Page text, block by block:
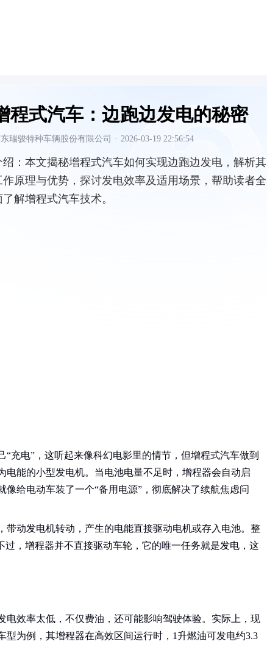
程式汽车：边跑边发电的秘密
瑞骏特种车辆股份有限公司 · 2026-03-19 22:56:54
： 本文揭秘增程式汽车如何实现边跑边发电，解析其
作原理与优势，探讨发电效率及适用场景，帮助读者全
了解增程式汽车技术。
充电”，这听起来像科幻电影里的情节，但增程式汽车做到
能的小型发电机。当电池电量不足时，增程器会自动启
给电动车装了一个“备用电源”，彻底解决了续航焦虑问
动发电机转动，产生的电能直接驱动电机或存入电池。整
，增程器并不直接驱动车轮，它的唯一任务就是发电，这
效率太低，不仅费油，还可能影响驾驶体验。实际上，现
为例，其增程器在高效区间运行时，1升燃油可发电约3.3